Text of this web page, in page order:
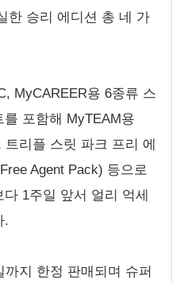
한 승리 에디션 총 네 가
MyCAREER용 6종류 스
포함해 MyTEAM용
리플 스릿 파크 프리 에
Agent Pack) 등으로
1주일 앞서 얼리 억세
.
지 한정 판매되며 슈퍼